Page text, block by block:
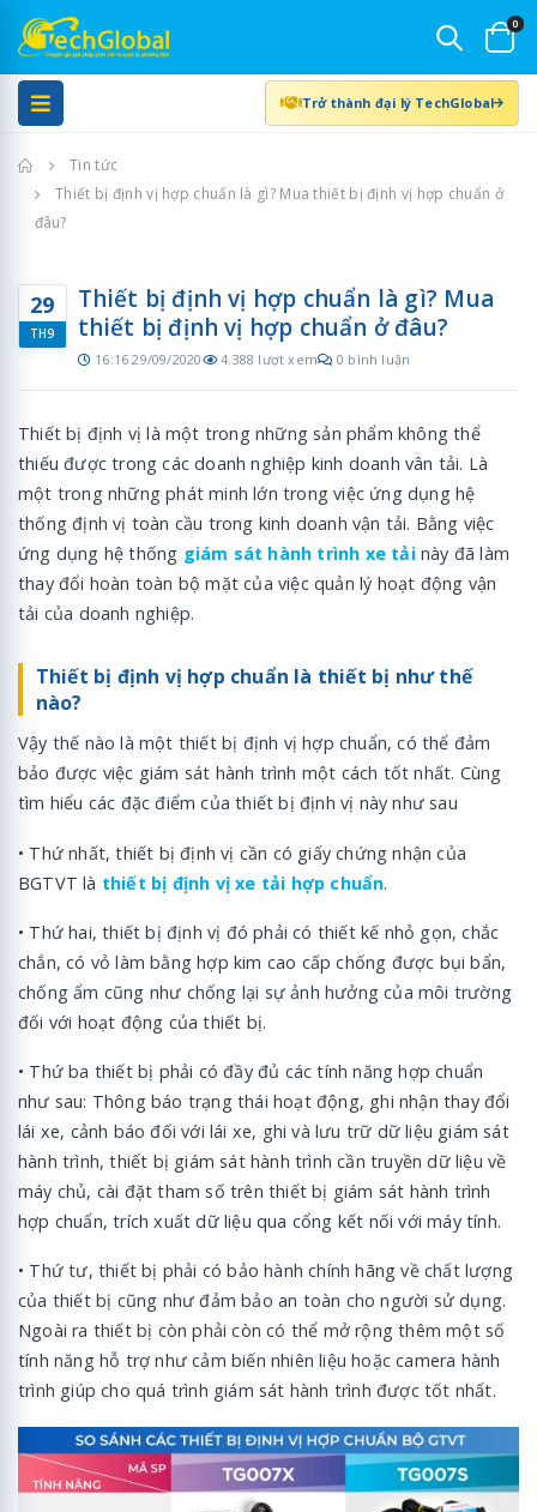
0
Trở thành đại lý TechGlobal
Trang chủ
Tin tức
Thiết bị định vị hợp chuẩn là gì? Mua thiết bị định vị hợp chuẩn ở
đâu?
29
TH9
Thiết bị định vị hợp chuẩn là gì? Mua
thiết bị định vị hợp chuẩn ở đâu?
16:16 29/09/2020 4.388 lượt xem 0 bình luận
Thiết bị định vị là một trong những sản phẩm không thể
thiếu được trong các doanh nghiệp kinh doanh vân tải. Là
một trong những phát minh lớn trong việc ứng dụng hệ
thống định vị toàn cầu trong kinh doanh vận tải. Bằng việc
ứng dụng hệ thống giám sát hành trình xe tảinày đã làm
thay đổi hoàn toàn bộ mặt của việc quản lý hoạt động vận
tải của doanh nghiệp.
Thiết bị định vị hợp chuẩn là thiết bị như thế
nào?
Vậy thế nào là một thiết bị định vị hợp chuẩn, có thể đảm
bảo được việc giám sát hành trình một cách tốt nhất. Cùng
tìm hiểu các đặc điểm của thiết bị định vị này như sau
• Thứ nhất, thiết bị định vị cần có giấy chứng nhận của
BGTVT là thiết bị định vị xe tải hợp chuẩn.
• Thứ hai, thiết bị định vị đó phải có thiết kế nhỏ gọn, chắc
chắn, có vỏ làm bằng hợp kim cao cấp chống được bụi bẩn,
chống ẩm cũng như chống lại sự ảnh hưởng của môi trường
đối với hoạt động của thiết bị.
• Thứ ba thiết bị phải có đầy đủ các tính năng hợp chuẩn
như sau: Thông báo trạng thái hoạt động, ghi nhận thay đổi
lái xe, cảnh báo đối với lái xe, ghi và lưu trữ dữ liệu giám sát
hành trình, thiết bị giám sát hành trình cần truyền dữ liệu về
máy chủ, cài đặt tham số trên thiết bị giám sát hành trình
hợp chuẩn, trích xuất dữ liệu qua cổng kết nối với máy tính.
• Thứ tư, thiết bị phải có bảo hành chính hãng về chất lượng
của thiết bị cũng như đảm bảo an toàn cho người sử dụng.
Ngoài ra thiết bị còn phải còn có thể mở rộng thêm một số
tính năng hỗ trợ như cảm biến nhiên liệu hoặc camera hành
trình giúp cho quá trình giám sát hành trình được tốt nhất.